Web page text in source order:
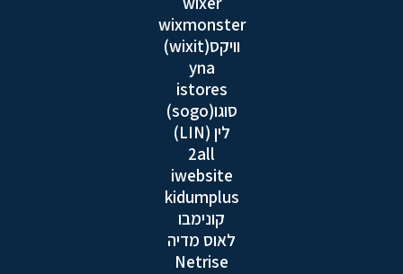
wixmonster
וויקס(wixit)
yna
istores
סוגו(sogo)
לין (LIN)
2all
iwebsite
kidumplus
קונימבו
לאוס מדיה
Netrise